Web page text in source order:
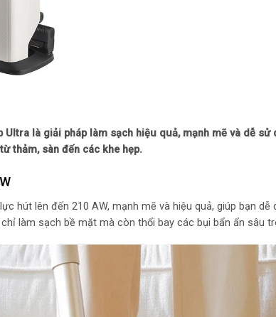
Ultra là giải pháp làm sạch hiệu quả, mạnh mẽ và dễ
thảm, sàn đến các khe hẹp.
hút lên đến 210 AW, mạnh mẽ và hiệu quả, giúp bạn
làm sạch bề mặt mà còn thổi bay các bụi bẩn ẩn